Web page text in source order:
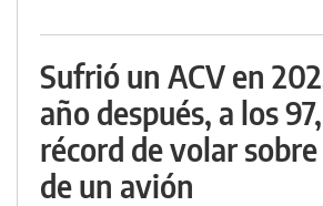
Sufrió un ACV en
año después, a los
récord de volar
de un avión